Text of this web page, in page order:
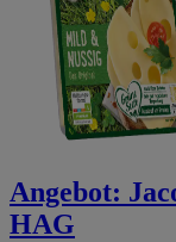
Angebot:
HAG